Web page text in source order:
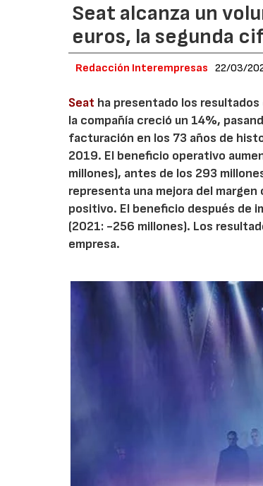
Seat alcanza un
euros, la segunda
Redacción Interempresas 22/03/
Seat ha presentado los
la compañía creció un 14%,
facturación en los 73 años de
2019. El beneficio operativo
millones), antes de los 293
representa una mejora del
positivo. El beneficio después de
(2021: -256 millones). Los
empresa.